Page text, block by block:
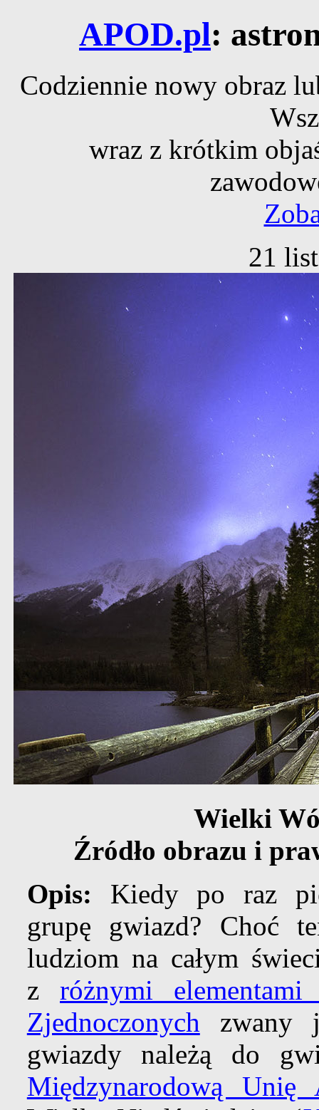
APOD.pl:
Codziennie nowy obraz
wraz z krótkim
21
Wielki
Źródło obrazu i
Opis: Kiedy po raz
grupę gwiazd? Choć
ludziom na całym
zróżnymi
Zjednoczonych zwany
gwiazdy należą do
Międzynarodową Unię